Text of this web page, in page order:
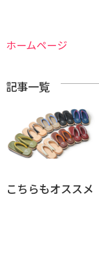
ホームページ
記事一覧
こちらもオススメ